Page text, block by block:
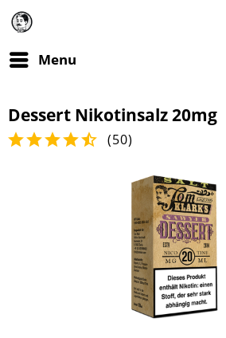
Menu
Dessert Nikotinsalz 20mg
(50)